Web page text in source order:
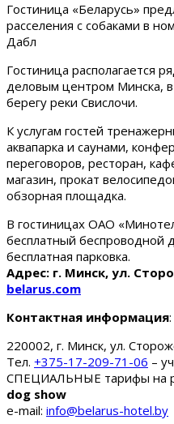
Гостиница «Беларусь»
расселения с собаками в
Дабл
Гостиница располагается
деловым центром Минска,
берегу реки Свислочи.
К услугам гостей
аквапарка и саунами,
переговоров, ресторан,
магазин, прокат
обзорная площадка.
В гостиницах ОАО
бесплатный беспроводной
бесплатная парковка.
Адрес: г. Минск, ул.
belarus.com
Контактная информация:
220002, г. Минск, ул.
Тел. +375-17-209-71-06 –
СПЕЦИАЛЬНЫЕ тарифы на
dog show
e-mail: info@belarus-hotel.by